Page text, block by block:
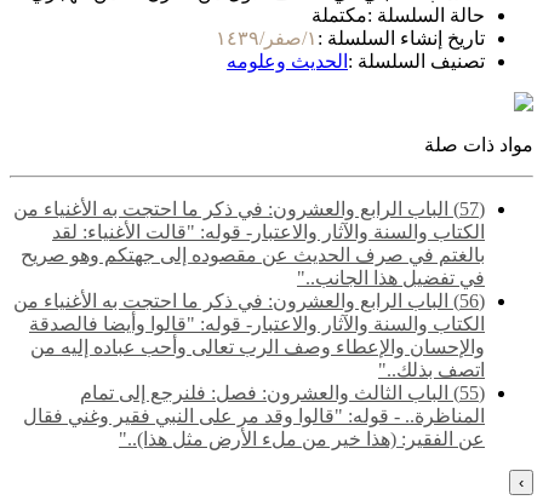
حالة السلسلة :مكتملة
تاريخ إنشاء السلسلة : ١/صفر/١٤٣٩
تصنيف السلسلة : الحديث وعلومه
مواد ذات صلة
(57) الباب الرابع والعشرون: في ذكر ما احتجت به الأغنياء من
الكتاب والسنة والآثار والاعتبار- قوله: "قالت الأغنياء: لقد
بالغتم في صرف الحديث عن مقصوده إلى جهتكم وهو صريح
في تفضيل هذا الجانب.."
(56) الباب الرابع والعشرون: في ذكر ما احتجت به الأغنياء من
الكتاب والسنة والآثار والاعتبار- قوله: "قالوا وأيضا فالصدقة
والإحسان والإعطاء وصف الرب تعالى وأحب عباده إليه من
اتصف بذلك.."
(55) ‌‌الباب الثالث والعشرون: فصل: فلنرجع إلى تمام
المناظرة.. - قوله: "قالوا وقد مر على النبي فقير وغني فقال
عن الفقير: (هذا خير من ملء الأرض مثل هذا).."
›